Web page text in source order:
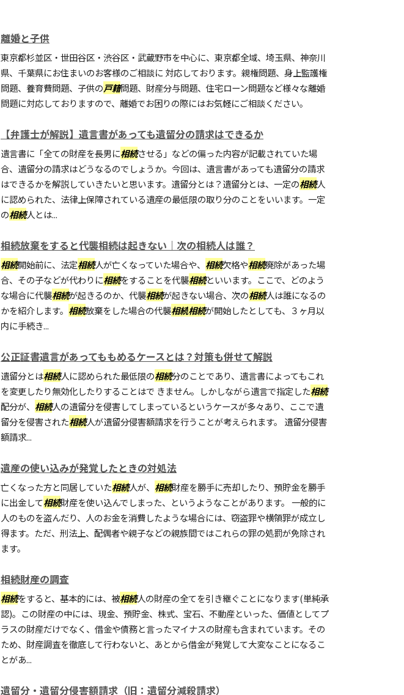
離婚と子供
東京都杉並区・世田谷区・渋谷区・武蔵野市を中心に、東京都全域、埼玉県、神奈川
県、千葉県にお住まいのお客様のご相談に 対応しております。親権問題、身上監護権
問題、養育費問題、子供の戸籍問題、財産分与問題、住宅ローン問題など様々な離婚
問題に対応しておりますので、離婚でお困りの際にはお気軽にご相談ください。
【弁護士が解説】遺言書があっても遺留分の請求はできるか
遺言書に「全ての財産を長男に相続させる」などの偏った内容が記載されていた場
合、遺留分の請求はどうなるのでしょうか。今回は、遺言書があっても遺留分の請求
はできるかを解説していきたいと思います。遺留分とは？遺留分とは、一定の相続人
に認められた、法律上保障されている遺産の最低限の取り分のことをいいます。一定
の相続人とは...
相続放棄をすると代襲相続は起きない｜次の相続人は誰？
相続開始前に、法定相続人が亡くなっていた場合や、 相続欠格や相続廃除があった場
合、その子などが代わりに相続をすることを代襲相続といいます。ここで、どのよう
な場合に代襲相続が起きるのか、代襲相続が起きない場合、次の相続人は誰になるの
かを紹介します。 相続放棄をした場合の代襲相続相続が開始したとしても、３ヶ月以
内に手続き...
公正証書遺言があってももめるケースとは？対策も併せて解説
遺留分とは相続人に認められた最低限の相続分のことであり、遺言書によってもこれ
を変更したり無効化したりすることはで きません。しかしながら遺言で指定した相続
配分が、 相続人の遺留分を侵害してしまっているというケースが多々あり、ここで遺
留分を侵害された相続人が遺留分侵害額請求を行うことが考えられます。 遺留分侵害
額請求...
遺産の使い込みが発覚したときの対処法
亡くなった方と同居していた相続人が、 相続財産を勝手に売却したり、預貯金を勝手
に出金して相続財産を使い込んでしまった、というようなことがあります。 一般的に
人のものを盗んだり、人のお金を消費したような場合には、窃盗罪や横領罪が成立し
得ます。ただ、刑法上、配偶者や親子などの親族間ではこれらの罪の処罰が免除され
ます。
相続財産の調査
相続をすると、基本的には、被相続人の財産の全てを引き継ぐことになります(単純承
認)。この財産の中には、現金、預貯金、株式、宝石、不動産といった、価値としてプ
ラスの財産だけでなく、借金や債務と言ったマイナスの財産も含まれています。その
ため、財産調査を徹底して行わないと、あとから借金が発覚して大変なことになるこ
とがあ...
遺留分・遺留分侵害額請求（旧：遺留分減殺請求）